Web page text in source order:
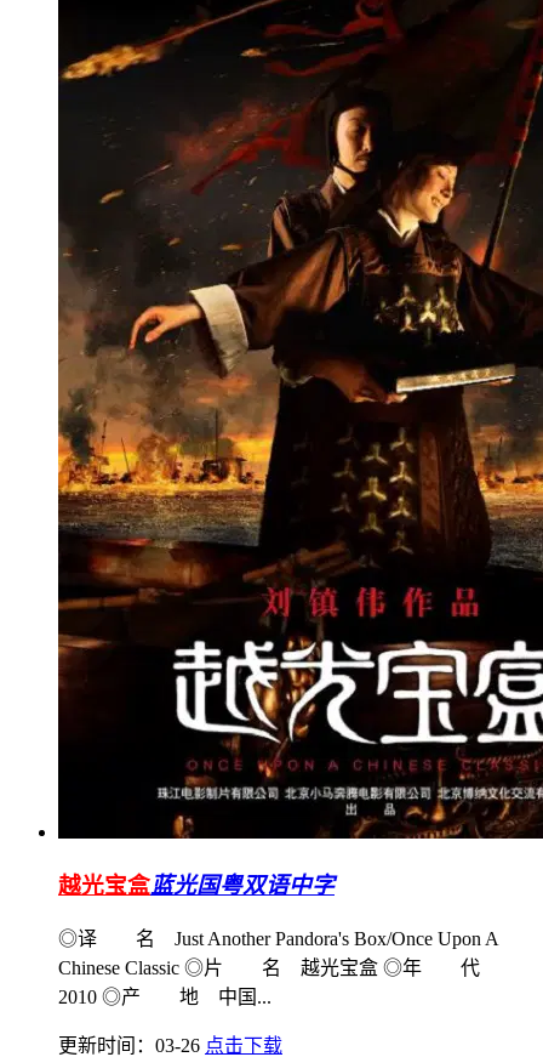
越光宝盒蓝光国粤双语中字
◎译 名 Just Another Pandora's Box/Once Upon A
Chinese Classic ◎片 名 越光宝盒 ◎年 代
2010 ◎产 地 中国...
更新时间：03-26 点击下载